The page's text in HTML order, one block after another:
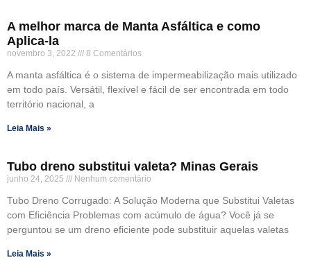
A melhor marca de Manta Asfáltica e como
Aplica-la
novembro 3, 2022 8 Comentários
A manta asfáltica é o sistema de impermeabilização mais utilizado
em todo país. Versátil, flexível e fácil de ser encontrada em todo
território nacional, a
Leia Mais »
Tubo dreno substitui valeta? Minas Gerais
junho 24, 2025 Nenhum comentário
Tubo Dreno Corrugado: A Solução Moderna que Substitui Valetas
com Eficiência Problemas com acúmulo de água? Você já se
perguntou se um dreno eficiente pode substituir aquelas valetas
Leia Mais »